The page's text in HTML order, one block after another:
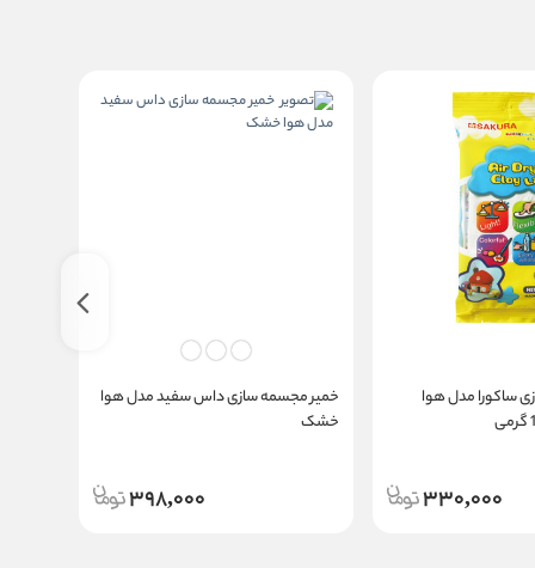
ساکورا مدل هوا
330,000
خمیر مجسمه سازی داس سفید مدل هوا
خشک
398,000